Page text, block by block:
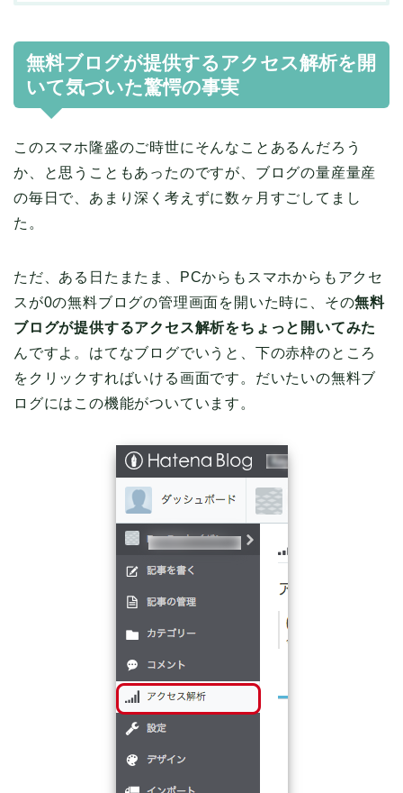
無料ブログが提供するアクセス解析を開
いて気づいた驚愕の事実
このスマホ隆盛のご時世にそんなことあるんだろう
か、と思うこともあったのですが、ブログの量産量産
の毎日で、あまり深く考えずに数ヶ月すごしてまし
た。
ただ、ある日たまたま、PCからもスマホからもアクセ
スが0の無料ブログの管理画面を開いた時に、その無料
ブログが提供するアクセス解析をちょっと開いてみた
んですよ。はてなブログでいうと、下の赤枠のところ
をクリックすればいける画面です。だいたいの無料ブ
ログにはこの機能がついています。